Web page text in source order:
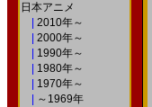
日本アニメ
2010年～
2000年～
1990年～
1980年～
1970年～
～1969年